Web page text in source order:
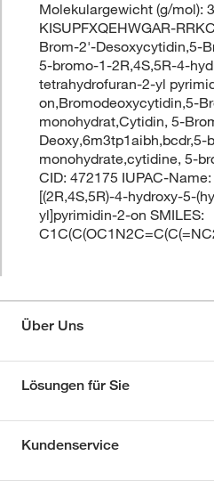
Molekulargewicht (g/mol):
KISUPFXQEHWGAR-
Brom-2'-Desoxycytidin,5-
5-bromo-1-2R,4S,5R-4-
tetrahydrofuran-2-yl
on,Bromodeoxycytidin,5-
monohydrat,Cytidin, 5-
monohydrate,cytidine, 5-
CID: 472175 IUPAC-
[(2R,4S,5R)-4-hydroxy-5-
yl]pyrimidin-2-on SMILES:
Über Uns
Lösungen für Sie
Kundenservice